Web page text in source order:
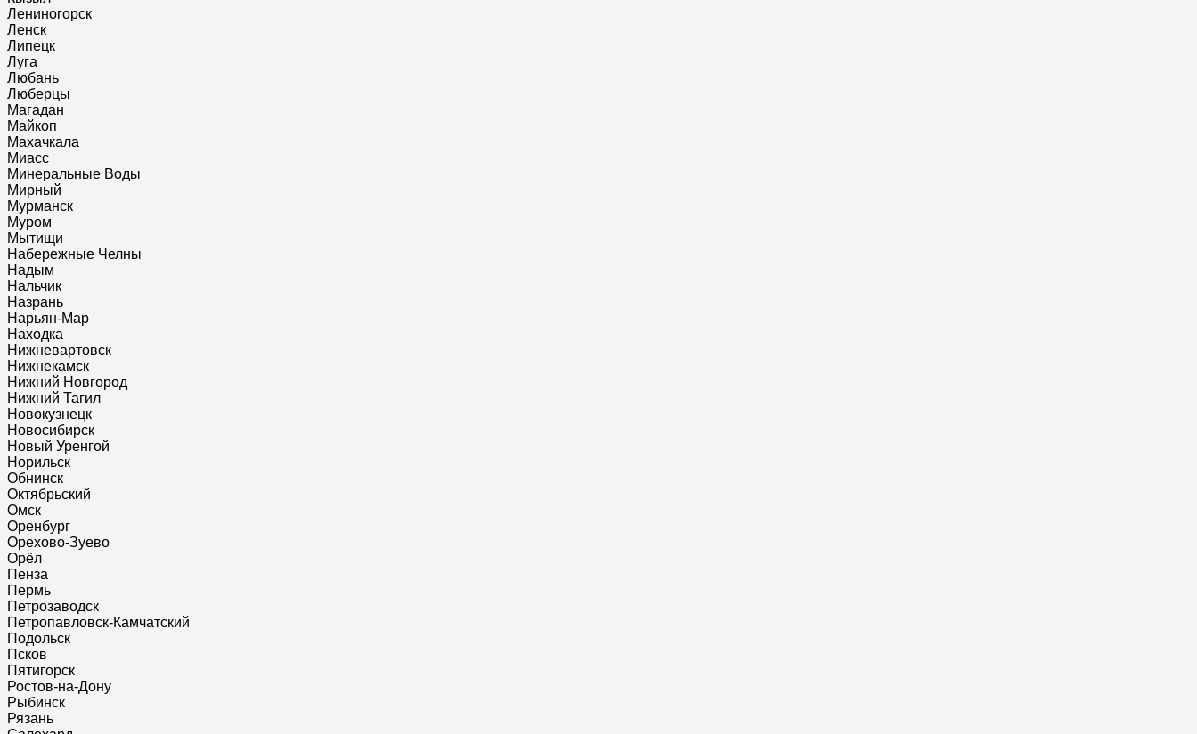
Лениногорск
Ленск
Липецк
Луга
Любань
Люберцы
Магадан
Майкоп
Махачкала
Миасс
Минеральные Воды
Мирный
Мурманск
Муром
Мытищи
Набережные Челны
Надым
Нальчик
Назрань
Нарьян-Мар
Находка
Нижневартовск
Нижнекамск
Нижний Новгород
Нижний Тагил
Новокузнецк
Новосибирск
Новый Уренгой
Норильск
Обнинск
Октябрьский
Омск
Оренбург
Орехово-Зуево
Орёл
Пенза
Пермь
Петрозаводск
Петропавловск-Камчатский
Подольск
Псков
Пятигорск
Ростов-на-Дону
Рыбинск
Рязань